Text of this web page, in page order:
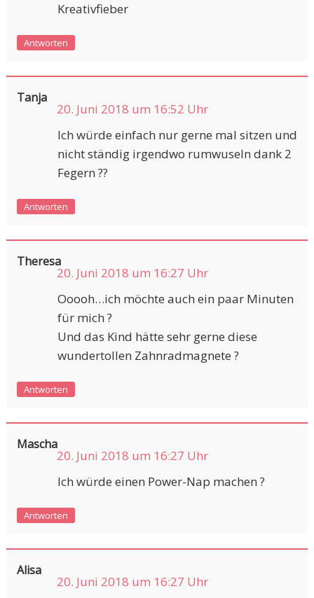
Kreativfieber
Antworten
Tanja
20. Juni 2018 um 16:52 Uhr
Ich würde einfach nur gerne mal sitzen und
nicht ständig irgendwo rumwuseln dank 2
Fegern ??
Antworten
Theresa
20. Juni 2018 um 16:27 Uhr
Ooooh…ich möchte auch ein paar Minuten
für mich ?
Und das Kind hätte sehr gerne diese
wundertollen Zahnradmagnete ?
Antworten
Mascha
20. Juni 2018 um 16:27 Uhr
Ich würde einen Power-Nap machen ?
Antworten
Alisa
20. Juni 2018 um 16:27 Uhr